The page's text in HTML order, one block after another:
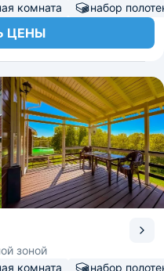
комната набор
ЦЕНЫ
зоной
комната набор